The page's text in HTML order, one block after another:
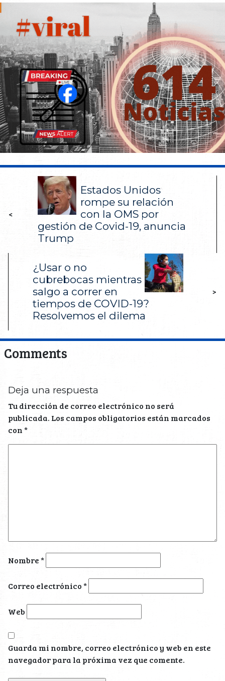
<
Estados Unidos
rompe su relación
con la OMS por
gestión de Covid-19, anuncia
Trump
¿Usar o no
cubrebocas mientras
salgo a correr en
tiempos de COVID-19?
Resolvemos el dilema
>
Comments
Deja una respuesta
Tu dirección de correo electrónico no será
publicada. Los campos obligatorios están marcados
con*
Nombre*
Correo electrónico*
Web
Guarda mi nombre, correo electrónico y web en este
navegador para la próxima vez que comente.